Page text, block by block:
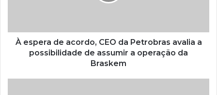
À espera de acordo, CEO da Petrobras avalia a
possibilidade de assumir a operação da
Braskem